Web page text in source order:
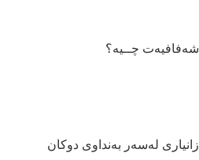
شەفافیەت چــیە؟
زانیاری لەسەر بەنداوی دوكان